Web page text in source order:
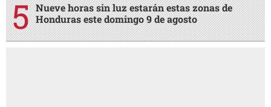
Nueve horas sin luz estarán estas zonas de
Honduras este domingo 9 de agosto